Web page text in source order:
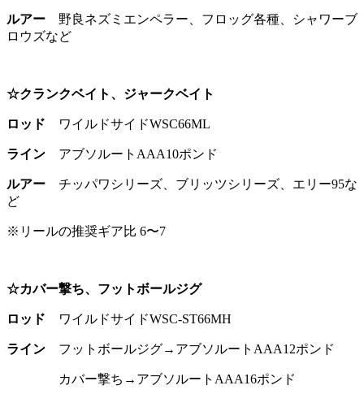
ルアー 野良ネズミエンペラー、フロッグ各種、シャワーブ
ロウズなど
☆クランクベイト、ジャークベイト
ロッド ワイルドサイドWSC66ML
ライン アブソルートAAA10ポンド
ルアー チッパワシリーズ、ブリッツシリーズ、エリー95な
ど
※リールの推奨ギア比 6〜7
☆カバー撃ち、フットボールジグ
ロッド ワイルドサイドWSC-ST66MH
ライン フットボールジグ→アブソルートAAA12ポンド
カバー撃ち→アブソルートAAA16ポンド